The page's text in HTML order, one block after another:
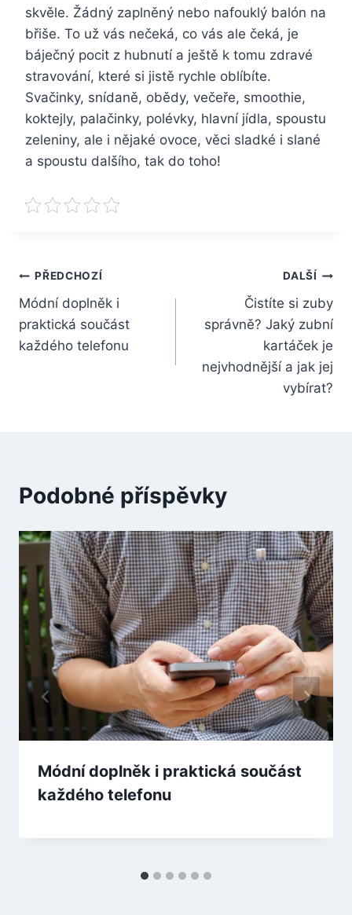
skvěle. Žádný zaplněný nebo nafouklý balón na
břiše. To už vás nečeká, co vás ale čeká, je
báječný pocit z hubnutí a ještě k tomu zdravé
stravování, které si jistě rychle oblíbíte.
Svačinky, snídaně, obědy, večeře, smoothie,
koktejly, palačinky, polévky, hlavní jídla, spoustu
zeleniny, ale i nějaké ovoce, věci sladké i slané
a spoustu dalšího, tak do toho!
Navigace
pro
příspěvek
PŘEDCHOZÍ
Módní doplněk i
praktická součást
každého telefonu
DALŠÍ
Čistíte si zuby
správně? Jaký zubní
kartáček je
nejvhodnější a jak jej
vybírat?
Podobné příspěvky
Módní doplněk i praktická součást
každého telefonu